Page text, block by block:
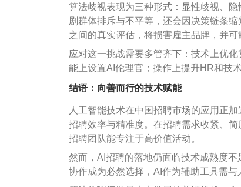
算法歧视表现为三种形式：显性歧视、
剧群体排斥与不平等，还会因决策链条
之间的真实评估，将损害雇主品牌，并
应对这一挑战需要多管齐下：技术上优
能上设置AI伦理官；操作上提升HR和技
结语：向善而行的技术赋能
人工智能技术在中国招聘市场的应用正
招聘效率与精准度。在招聘需求收紧、
招聘团队能专注于高价值活动。
然而，AI招聘的落地仍面临技术成熟度
协作成为必然选择，AI作为辅助工具需与